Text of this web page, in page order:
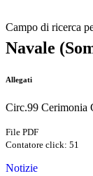
Campo di ricerca
Navale
Allegati
Circ.99 Cerimonia
File PDF
Contatore click: 51
Notizie